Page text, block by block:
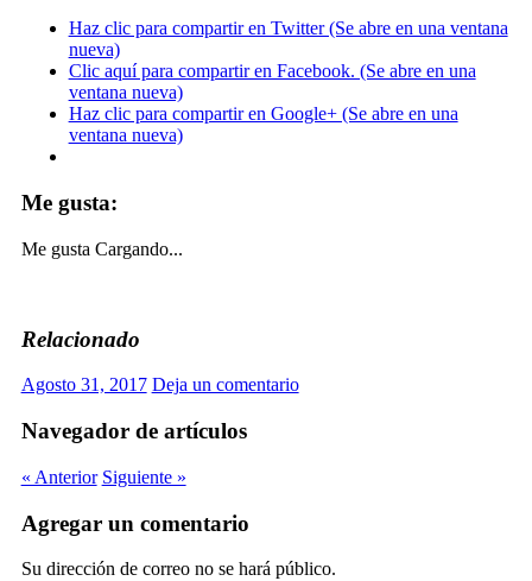
Haz clic para compartir en Twitter (Se abre en una ventana
nueva)
Clic aquí para compartir en Facebook. (Se abre en una
ventana nueva)
Haz clic para compartir en Google+ (Se abre en una
ventana nueva)
Me gusta:
Me gusta Cargando...
Relacionado
Agosto 31, 2017 Deja un comentario
Navegador de artículos
« Anterior Siguiente »
Agregar un comentario
Su dirección de correo no se hará público.